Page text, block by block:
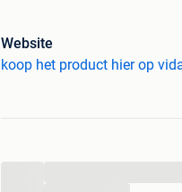
rechtop staan.
Kleurrijk ontwerp voor
Website
koop het product hier op